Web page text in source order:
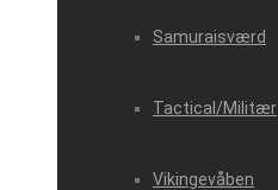
Samuraisværd
Tactical/Militær
Vikingevåben